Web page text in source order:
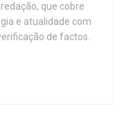
que cobre
e atualidade com
de factos.